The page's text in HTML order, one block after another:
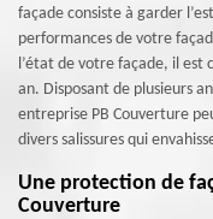
façade consiste à garder
performances de votre
l’état de votre façade, il est
an. Disposant de plusieurs
entreprise PB Couverture
divers salissures qui
Une protection de
Couverture